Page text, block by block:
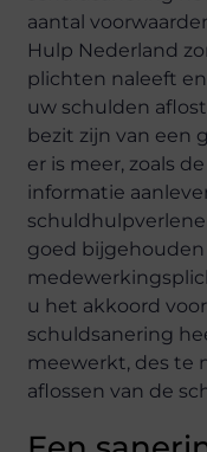
aantal
Hulp Nederland
plichten naleeft
uw schulden
bezit zijn van een
er is meer, zoals
informatie
goed
u het akkoord
schuldsanering
meewerkt, des te
aflossen van de